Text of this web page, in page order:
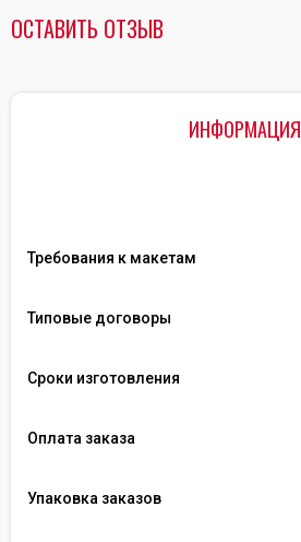
ИНФОРМАЦИЯ
Требования к макетам
Типовые договоры
Сроки изготовления
Оплата заказа
Упаковка заказов
ОСТАВИТЬ ОТЗЫВ